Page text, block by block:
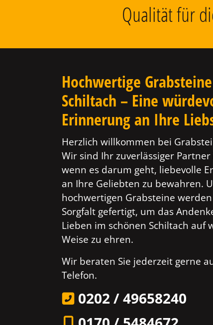
Qualität für
Hochwertige
Schiltach – Eine
Erinnerung an Ihre
Herzlich willkommen bei
Wir sind Ihr zuverlässiger Partner
wenn es darum geht, liebevolle
an Ihre Geliebten zu bewahren.
hochwertigen Grabsteine
Sorgfalt gefertigt, um das
Lieben im schönen Schiltach auf
Weise zu ehren.
Wir beraten Sie jederzeit gerne
Telefon.
0202 / 49658240